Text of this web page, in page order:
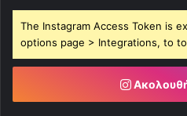
The Instagram Access Token is
options page > Integrations, to